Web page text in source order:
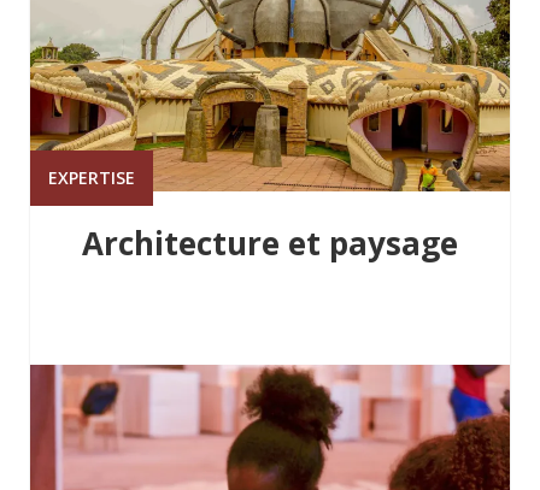
EXPERTISE
Architecture et paysage